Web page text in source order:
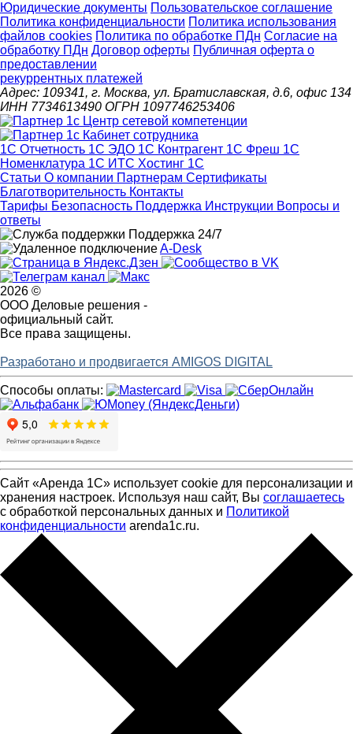
Юридические документы Пользовательское соглашение
Политика конфиденциальности Политика использования
файлов cookies Политика по обработке ПДн Cогласие на
обработку ПДн Договор оферты Публичная оферта о
предоставлении
рекуррентных платежей
Адрес: 109341, г. Москва, ул. Братиславская, д.6, офис 134
ИНН 7734613490 ОГРН 1097746253406
1С Отчетность 1С ЭДО 1С Контрагент 1С Фреш 1С
Номенклатура 1С ИТС Хостинг 1С
Статьи О компании Партнерам Сертификаты
Благотворительность Контакты
Тарифы Безопасность Поддержка Инструкции Вопросы и
ответы
Поддержка 24/7
A-Desk
2026 ©
ООО Деловые решения -
официальный сайт.
Все права защищены.
Разработано и продвигается AMIGOS DIGITAL
Способы оплаты:
Сайт «Аренда 1С» использует cookie для персонализации и
хранения настроек. Используя наш сайт, Вы соглашаетесь
с обработкой персональных данных и Политикой
конфиденциальности arenda1c.ru.